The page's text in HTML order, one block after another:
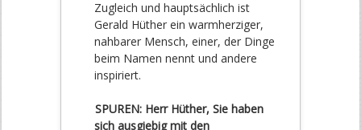
Zugleich und hauptsächlich ist
Gerald Hüther ein warmherziger,
nahbarer Mensch, einer, der Dinge
beim Namen nennt und andere
inspiriert.
SPUREN: Herr Hüther, Sie haben
sich ausgiebig mit den